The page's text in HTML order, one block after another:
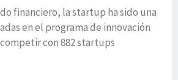
financiero, la startup ha sido una
en el programa de innovación
con 882 startups